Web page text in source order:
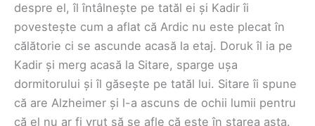
despre el, îl întâlnește pe tatăl ei și Kadir îi
povestește cum a aflat că Ardic nu este plecat în
călătorie ci se ascunde acasă la etaj. Doruk îl ia pe
Kadir și merg acasă la Sitare, sparge ușa
dormitorului și îl găsește pe tatăl lui. Sitare îi spune
că are Alzheimer și l-a ascuns de ochii lumii pentru
că el nu ar fi vrut să se afle că este în starea asta.